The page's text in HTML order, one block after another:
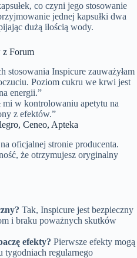
co czyni jego stosowanie
jednej kapsułki dwa
dużą ilością wody.
Forum
stosowania Inspicure zauważyłam
Poziom cukru we krwi jest
energii.”
mi w kontrolowaniu apetytu na
z efektów.”
Ceneo, Apteka
oficjalnej stronie producenta.
że otrzymujesz oryginalny
Tak, Inspicure jest bezpieczny
i braku poważnych skutków
efekty? Pierwsze efekty mogą
tygodniach regularnego